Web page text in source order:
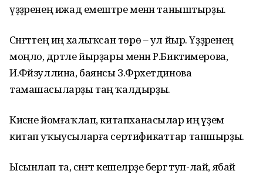
үҙҙәренең ижад емештәре менән таныштырҙы.
Сәнғәттең иң халыҡсан төрө – ул йыр. Үҙҙәренең
моңло, дәртле йырҙары менән Р.Биктимерова,
И.Фәйзуллина, баянсы З.Фәрхетдинова
тамашасыларҙы таң ҡалдырҙы.
Кисәне йомғаҡлап, китапханасылар иң әүҙем
китап уҡыусыларға сертификаттар тапшырҙы.
Ысынлап та, сәнғәт кешеләрҙе бергә туп-лай, ябай